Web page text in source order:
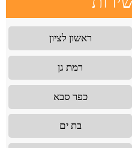
ראשון לציון
רמת גן
כפר סבא
בת ים